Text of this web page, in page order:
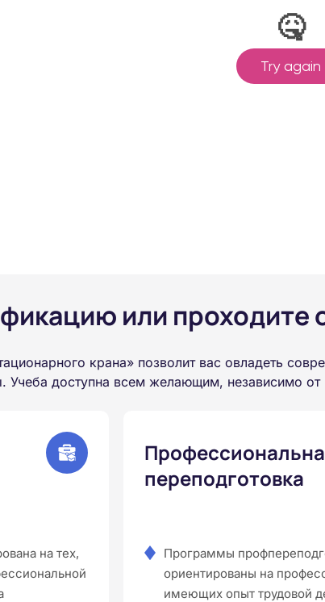
или проходите
крана» позволит вас овладеть
Учеба доступна всем желающим, независимо
на тех,
переподготовка
Программы
ориентированы на
имеющих опыт трудовой